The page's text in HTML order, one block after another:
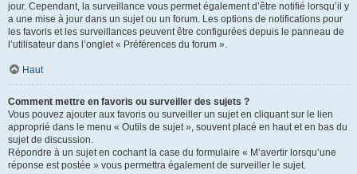
jour. Cependant, la surveillance vous permet également d’être notifié lorsqu’il y
a une mise à jour dans un sujet ou un forum. Les options de notifications pour
les favoris et les surveillances peuvent être configurées depuis le panneau de
l’utilisateur dans l’onglet « Préférences du forum ».
Haut
Comment mettre en favoris ou surveiller des sujets ?
Vous pouvez ajouter aux favoris ou surveiller un sujet en cliquant sur le lien
approprié dans le menu « Outils de sujet », souvent placé en haut et en bas du
sujet de discussion.
Répondre à un sujet en cochant la case du formulaire « M’avertir lorsqu’une
réponse est postée » vous permettra également de surveiller le sujet.